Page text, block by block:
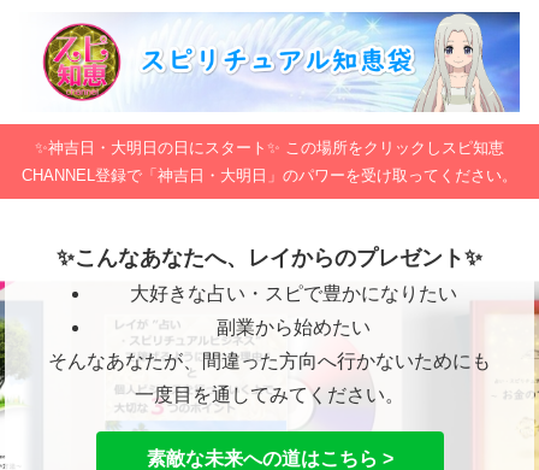
✨神吉日・大明日の日にスタート✨ この場所をクリックしスピ知恵
CHANNEL登録で「神吉日・大明日」のパワーを受け取ってください。
✨こんなあなたへ、レイからのプレゼント✨
大好きな占い・スピで豊かになりたい
副業から始めたい
そんなあなたが、間違った方向へ行かないためにも
一度目を通してみてください。
素敵な未来への道はこちら >